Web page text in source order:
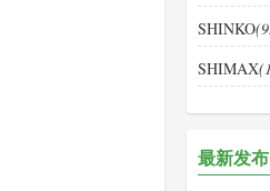
SHINKO
SHIMAX
最新发布